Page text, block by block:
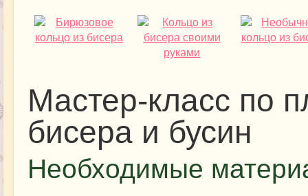
Мастер-класс по
бисера и бусин
Необходимые